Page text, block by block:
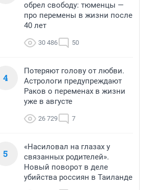
обрел свободу: тюменцы —
про перемены в жизни после
40 лет
30 486 50
4
Потеряют голову от любви.
Астрологи предупреждают
Раков о переменах в жизни
уже в августе
26 729 7
5
«Насиловал на глазах у
связанных родителей».
Новый поворот в деле
убийства россиян в Таиланде